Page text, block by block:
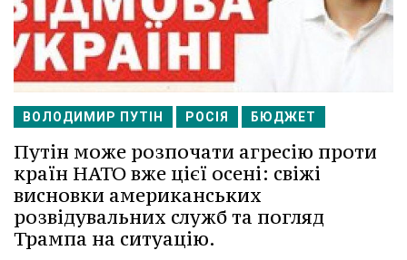
ВОЛОДИМИР ПУТІН РОСІЯ БЮДЖЕТ
Путін може розпочати агресію проти
країн НАТО вже цієї осені: свіжі
висновки американських
розвідувальних служб та погляд
Трампа на ситуацію.